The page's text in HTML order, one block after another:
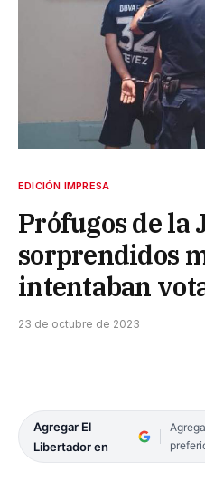
EDICIÓN IMPRESA
Prófugos de la
sorprendidos
intentaban
23 de octubre de 2023
Agregar El
Libertador en